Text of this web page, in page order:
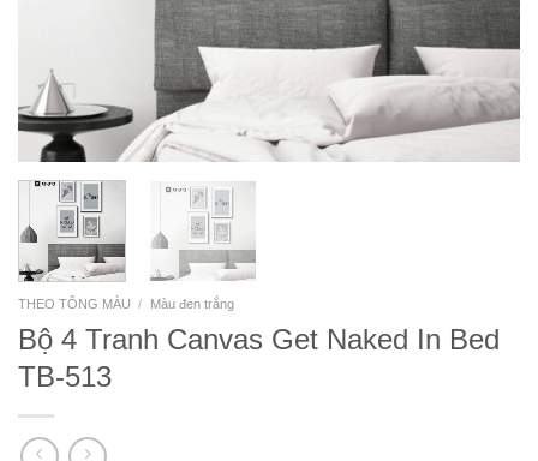
THEO TÔNG MÀU / Màu đen trắng
Bộ 4 Tranh Canvas Get Naked In Bed
TB-513